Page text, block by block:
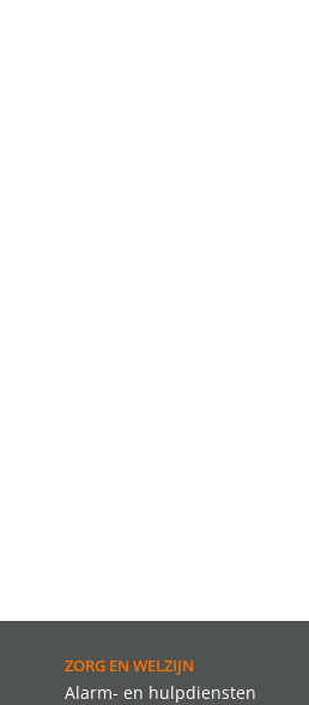
ZORG EN WELZIJN
Alarm- en hulpdiensten